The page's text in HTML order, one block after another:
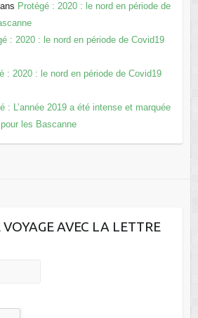
Protégé : 2020 : le nord en période de
: 2020 : le nord en période de Covid19
: 2020 : le nord en période de Covid19
: L’année 2019 a été intense et marquée
les Bascanne
AVEC LA LETTRE